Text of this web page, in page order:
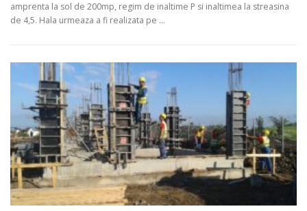
amprenta la sol de 200mp, regim de inaltime P si inaltimea la streasina
de 4,5. Hala urmeaza a fi realizata pe …